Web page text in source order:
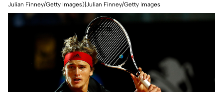
Julian Finney/Getty Images)|Julian Finney/Getty Images